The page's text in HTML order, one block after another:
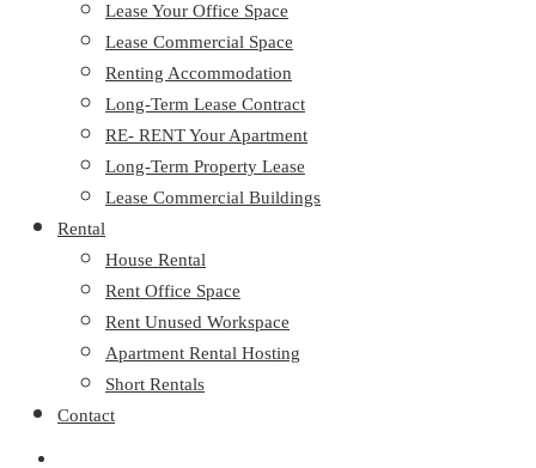
Lease Your Office Space
Lease Commercial Space
Renting Accommodation
Long-Term Lease Contract
RE- RENT Your Apartment
Long-Term Property Lease
Lease Commercial Buildings
Rental
House Rental
Rent Office Space
Rent Unused Workspace
Apartment Rental Hosting
Short Rentals
Contact